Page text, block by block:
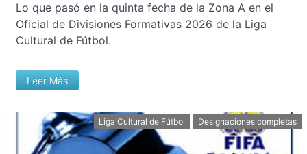
Lo que pasó en la quinta fecha de la Zona A en el
Oficial de Divisiones Formativas 2026 de la Liga
Cultural de Fútbol.
Leer Más
Liga Cultural de Fútbol Designaciones completas